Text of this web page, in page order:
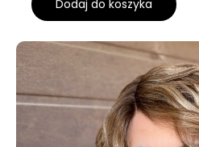
Dodaj do koszyka